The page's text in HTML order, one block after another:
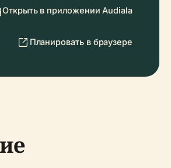
Открыть в приложении Audiala
Планировать в браузере